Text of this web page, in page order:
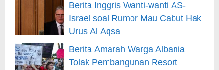
Berita Inggris Wanti-wanti AS-
Israel soal Rumor Mau Cabut Hak
Urus Al Aqsa
Berita Amarah Warga Albania
Tolak Pembangunan Resort